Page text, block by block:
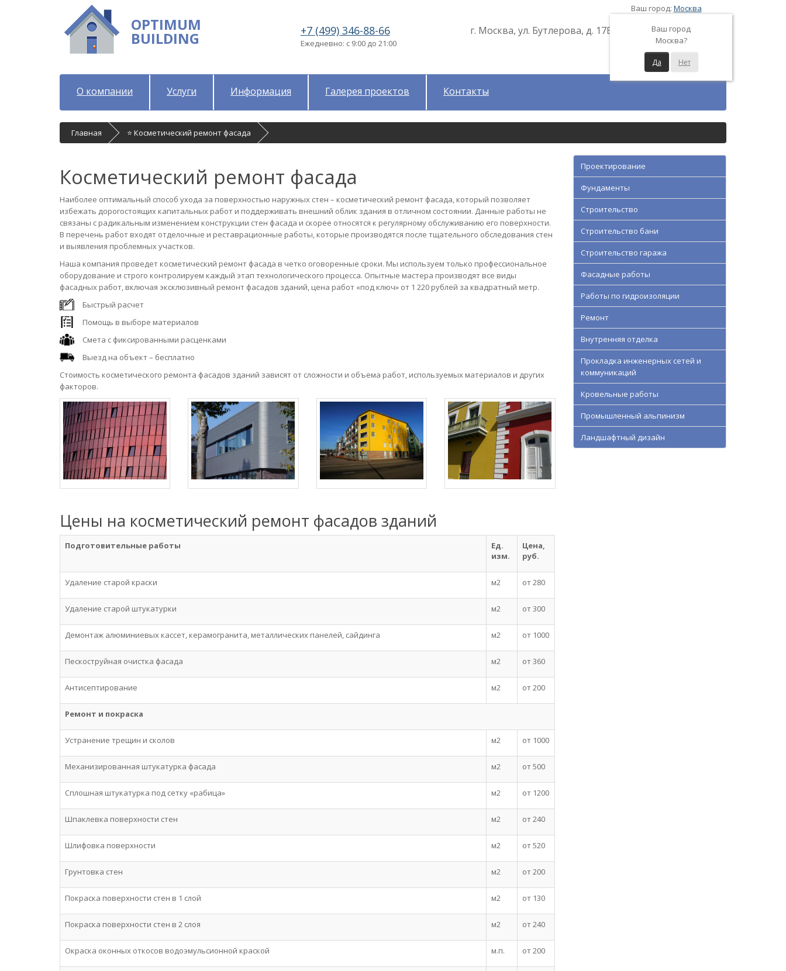
OPTIMUM
BUILDING +7 (499) 346-88-66
Ежедневно: с 9:00 до 21:00
г. Москва, ул. Бутлерова, д. 17Б
Ваш город: Москва
Ваш город
Москва?
Да Нет
О компании Услуги Информация Галерея проектов Контакты
Главная ⭐ Косметический ремонт фасада
Косметический ремонт фасада
Наиболее оптимальный способ ухода за поверхностью наружных стен – косметический ремонт фасада, который позволяет
избежать дорогостоящих капитальных работ и поддерживать внешний облик здания в отличном состоянии. Данные работы не
связаны с радикальным изменением конструкции стен фасада и скорее относятся к регулярному обслуживанию его поверхности.
В перечень работ входят отделочные и реставрационные работы, которые производятся после тщательного обследования стен
и выявления проблемных участков.
Наша компания проведет косметический ремонт фасада в четко оговоренные сроки. Мы используем только профессиональное
оборудование и строго контролируем каждый этап технологического процесса. Опытные мастера производят все виды
фасадных работ, включая эксклюзивный ремонт фасадов зданий, цена работ «под ключ» от 1 220 рублей за квадратный метр.
Быстрый расчет
Помощь в выборе материалов
Смета с фиксированными расценками
Выезд на объект – бесплатно
Стоимость косметического ремонта фасадов зданий зависят от сложности и объема работ, используемых материалов и других
факторов.
Цены на косметический ремонт фасадов зданий
Подготовительные работы
Ед.
изм.
Цена,
руб.
Удаление старой краски м2 от 280
Удаление старой штукатурки м2 от 300
Демонтаж алюминиевых кассет, керамогранита, металлических панелей, сайдинга м2 от 1000
Пескоструйная очистка фасада м2 от 360
Антисептирование м2 от 200
Ремонт и покраска
Устранение трещин и сколов м2 от 1000
Механизированная штукатурка фасада м2 от 500
Сплошная штукатурка под сетку «рабица» м2 от 1200
Шпаклевка поверхности стен м2 от 240
Шлифовка поверхности м2 от 520
Грунтовка стен м2 от 200
Покраска поверхности стен в 1 слой м2 от 130
Покраска поверхности стен в 2 слоя м2 от 240
Окраска оконных откосов водоэмульсионной краской м.п. от 200
Проектирование
Фундаменты
Строительство
Строительство бани
Строительство гаража
Фасадные работы
Работы по гидроизоляции
Ремонт
Внутренняя отделка
Прокладка инженерных сетей и
коммуникаций
Кровельные работы
Промышленный альпинизм
Ландшафтный дизайн